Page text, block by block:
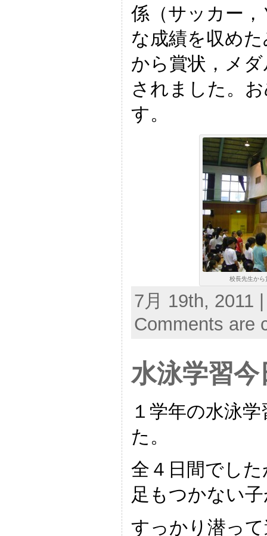
係（サッカー
な成績を収め
から賞状，メ
されました。
す。
校長先生から
7月 19th, 2011
Comments are
水泳学習
１学年の水泳
た。
全４日間でし
足もつかない
すっかり潜っ